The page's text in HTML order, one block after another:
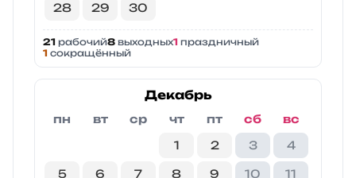
28 29 30
21 рабочий8 выходных1 праздничный
1 сокращённый
Декабрь
пн вт ср чт пт сб
вс
1
2 3 4
5 6 7 8 9 10 11